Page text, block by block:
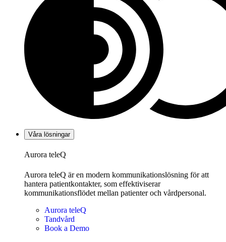
Våra lösningar
Aurora teleQ
Aurora teleQ är en modern kommunikationslösning för att
hantera patientkontakter, som effektiviserar
kommunikationsflödet mellan patienter och vårdpersonal.
Aurora teleQ
Tandvård
Book a Demo